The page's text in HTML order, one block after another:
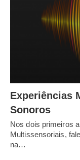
Experiências
Sonoros
Nos dois primeiros
Multissensoriais,
na…